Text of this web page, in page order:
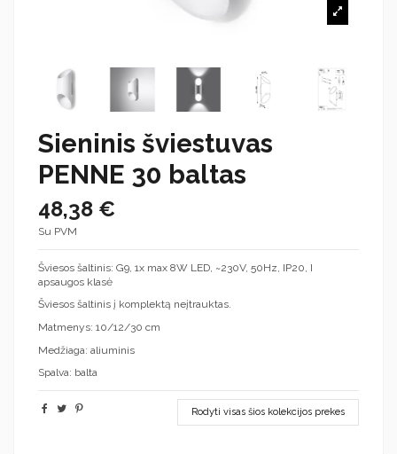
Sieninis šviestuvas
PENNE 30 baltas
48,38 €
Su PVM
Šviesos šaltinis: G9, 1x max 8W LED, ~230V, 50Hz, IP20, I
apsaugos klasė
Šviesos šaltinis į komplektą neįtrauktas.
Matmenys: 10/12/30 cm
Medžiaga: aliuminis
Spalva: balta
Rodyti visas šios kolekcijos prekes